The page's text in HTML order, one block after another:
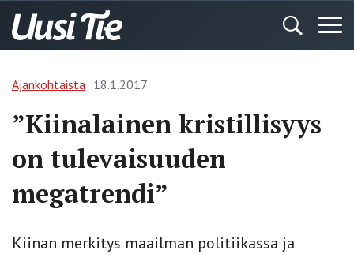
Ajankohtaista 18.1.2017
”Kiinalainen kristillisyys
on tulevaisuuden
megatrendi”
Kiinan merkitys maailman ­politiikassa ja